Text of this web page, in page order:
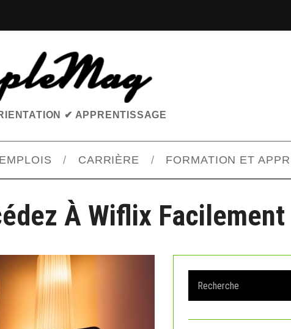
✔ APPRENTISSAGE
EMPLOIS CARRIÈRE FORMATION ET
À Wiflix Facilement
a
r